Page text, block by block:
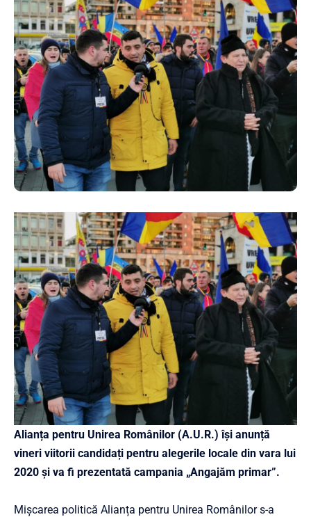
Alianța pentru Unirea Românilor (A.U.R.) își anunță
vineri viitorii candidați pentru alegerile locale din vara lui
2020 și va fi prezentată campania „Angajăm primar”.
Mişcarea politică Alianța pentru Unirea Românilor s-a